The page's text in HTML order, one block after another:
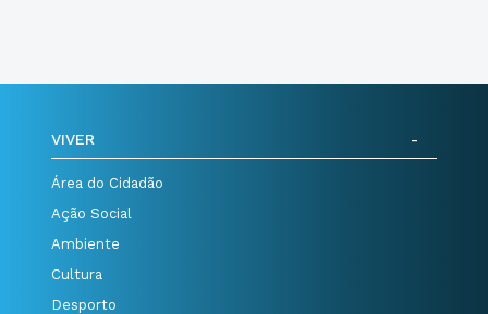
VIVER
Área do Cidadão
Ação Social
Ambiente
Cultura
Desporto